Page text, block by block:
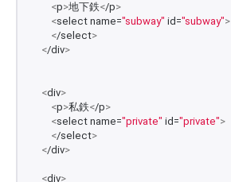
<p>地下鉄</p>
<select name="subway" id="subway">
</select>
</div>
<div>
<p>私鉄</p>
<select name="private" id="private">
</select>
</div>
<div>